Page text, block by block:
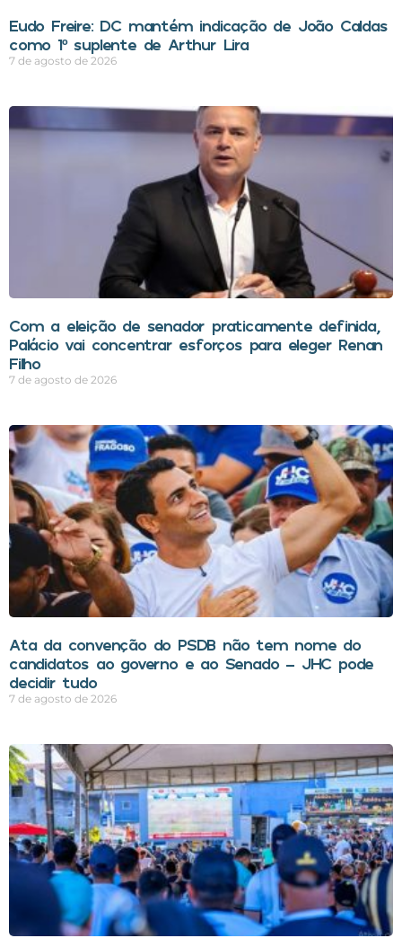
Eudo Freire: DC mantém indicação de João Caldas
como 1º suplente de Arthur Lira
7 de agosto de 2026
Com a eleição de senador praticamente definida,
Palácio vai concentrar esforços para eleger Renan
Filho
7 de agosto de 2026
Ata da convenção do PSDB não tem nome do
candidatos ao governo e ao Senado – JHC pode
decidir tudo
7 de agosto de 2026